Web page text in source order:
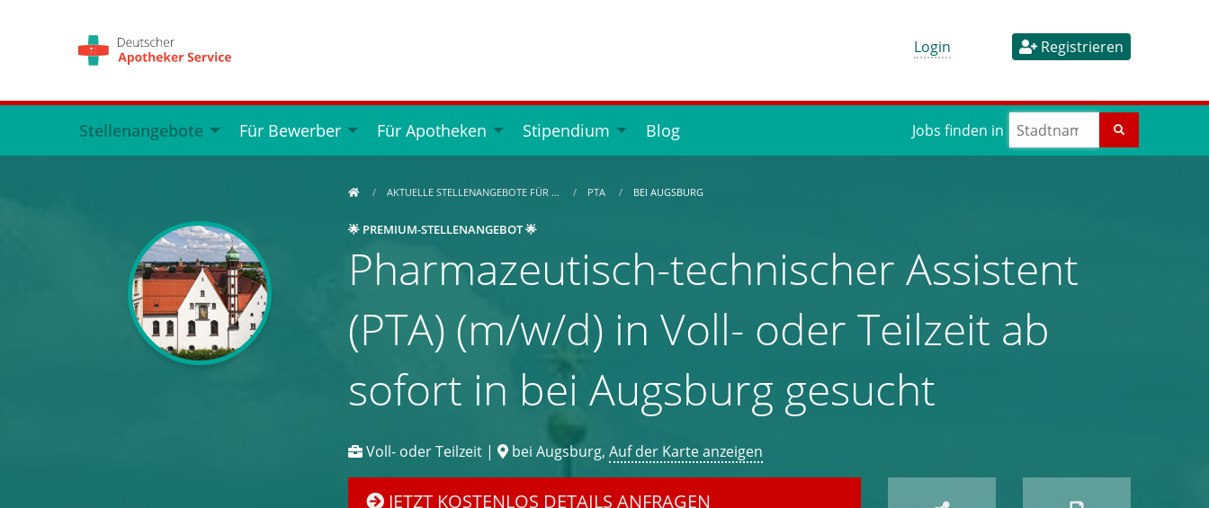
Login Registrieren
Stellenangebote Für Bewerber Für Apotheken Stipendium Blog Jobs finden in
AKTUELLE STELLENANGEBOTE FÜR … PTA BEI AUGSBURG
🌟 PREMIUM-STELLENANGEBOT 🌟
Pharmazeutisch-technischer Assistent
(PTA) (m/w/d) in Voll- oder Teilzeit ab
sofort in bei Augsburg gesucht
Voll- oder Teilzeit | bei Augsburg, Auf der Karte anzeigen
JETZT KOSTENLOS DETAILS ANFRAGEN